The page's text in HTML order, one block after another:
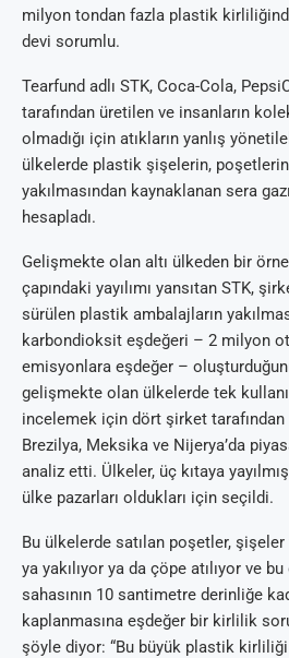
milyon tondan fazla plastik
devi sorumlu.
Tearfund adlı STK, Coca-Cola,
tarafından üretilen ve insanların
olmadığı için atıkların yanlış
ülkelerde plastik şişelerin, poşetlerin
yakılmasından kaynaklanan sera
hesapladı.
Gelişmekte olan altı ülkeden bir
çapındaki yayılımı yansıtan STK,
sürülen plastik ambalajların
karbondioksit eşdeğeri – 2 milyon
emisyonlara eşdeğer –
gelişmekte olan ülkelerde tek
incelemek için dört şirket
Brezilya, Meksika ve Nijerya’da
analiz etti. Ülkeler, üç kıtaya
ülke pazarları oldukları için seçildi.
Bu ülkelerde satılan poşetler,
ya yakılıyor ya da çöpe atılıyor ve
sahasının 10 santimetre derinliğe
kaplanmasına eşdeğer bir kirlilik
şöyle diyor: “Bu büyük plastik kirliliği